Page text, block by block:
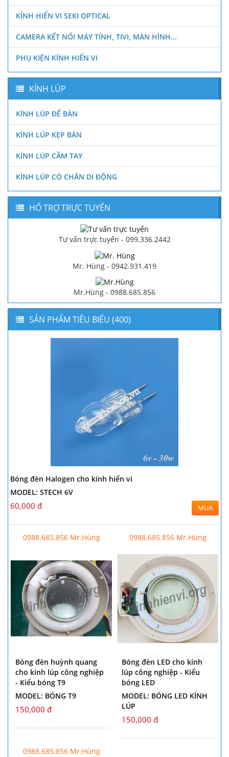
KÍNH HIỂN VI SEKI OPTICAL
CAMERA KẾT NỐI MÁY TÍNH, TIVI, MÀN HÌNH...
PHỤ KIỆN KÍNH HIỂN VI
KÍNH LÚP
KÍNH LÚP ĐỂ BÀN
KÍNH LÚP KẸP BÀN
KÍNH LÚP CẦM TAY
KÍNH LÚP CÓ CHÂN DI ĐỘNG
HỔ TRỢ TRỰC TUYẾN
Tư vấn trực tuyến - 099.336.2442
Mr. Hùng - 0942.931.419
Mr.Hùng - 0988.685.856
SẢN PHẨM TIÊU BIỂU (400)
Bóng đèn Halogen cho kính hiển vi
MODEL: STECH 6V
60,000 đ MUA
0988.685.856 Mr.Hùng
Bóng đèn huỳnh quang
cho kính lúp công nghiệp
- Kiểu bóng T9
MODEL: BÓNG T9
150,000 đ
0988.685.856 Mr.Hùng
Bóng đèn LED cho kính
lúp công nghiệp - Kiểu
bóng LED
MODEL: BÓNG LED KÍNH
LÚP
150,000 đ
0988.685.856 Mr.Hùng